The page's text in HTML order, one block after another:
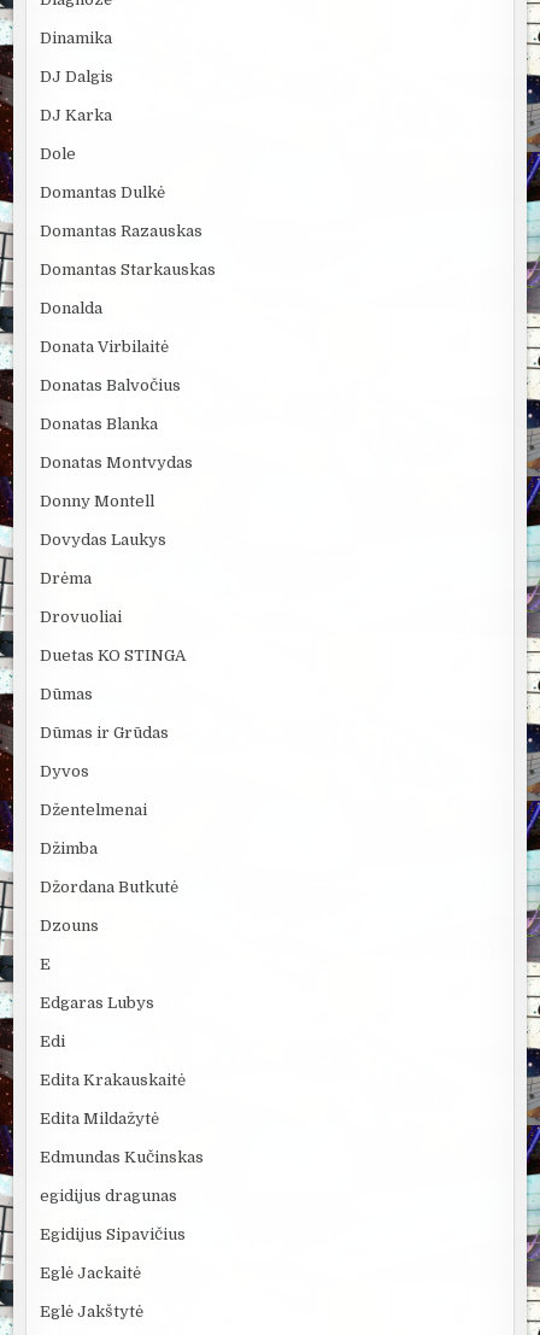
Dinamika
DJ Dalgis
DJ Karka
Dole
Domantas Dulkė
Domantas Razauskas
Domantas Starkauskas
Donalda
Donata Virbilaitė
Donatas Balvočius
Donatas Blanka
Donatas Montvydas
Donny Montell
Dovydas Laukys
Drėma
Drovuoliai
Duetas KO STINGA
Dūmas
Dūmas ir Grūdas
Dyvos
Džentelmenai
Džimba
Džordana Butkutė
Dzouns
E
Edgaras Lubys
Edi
Edita Krakauskaitė
Edita Mildažytė
Edmundas Kučinskas
egidijus dragunas
Egidijus Sipavičius
Eglė Jackaitė
Eglė Jakštytė